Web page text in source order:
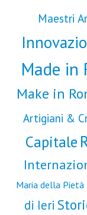
Maestri
Made in
Make in
Artigiani &
Capitale
Maria della Pietà
di Ieri